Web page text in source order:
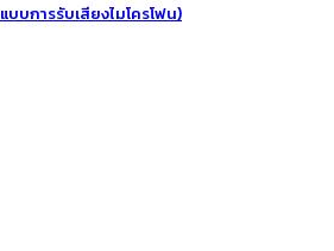
บการรับเสียงไมโครโฟน)